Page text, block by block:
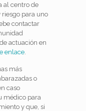
al centro de
para uno
contactar
actuación en
enlace.
más
o
caso
médico para
y que, si